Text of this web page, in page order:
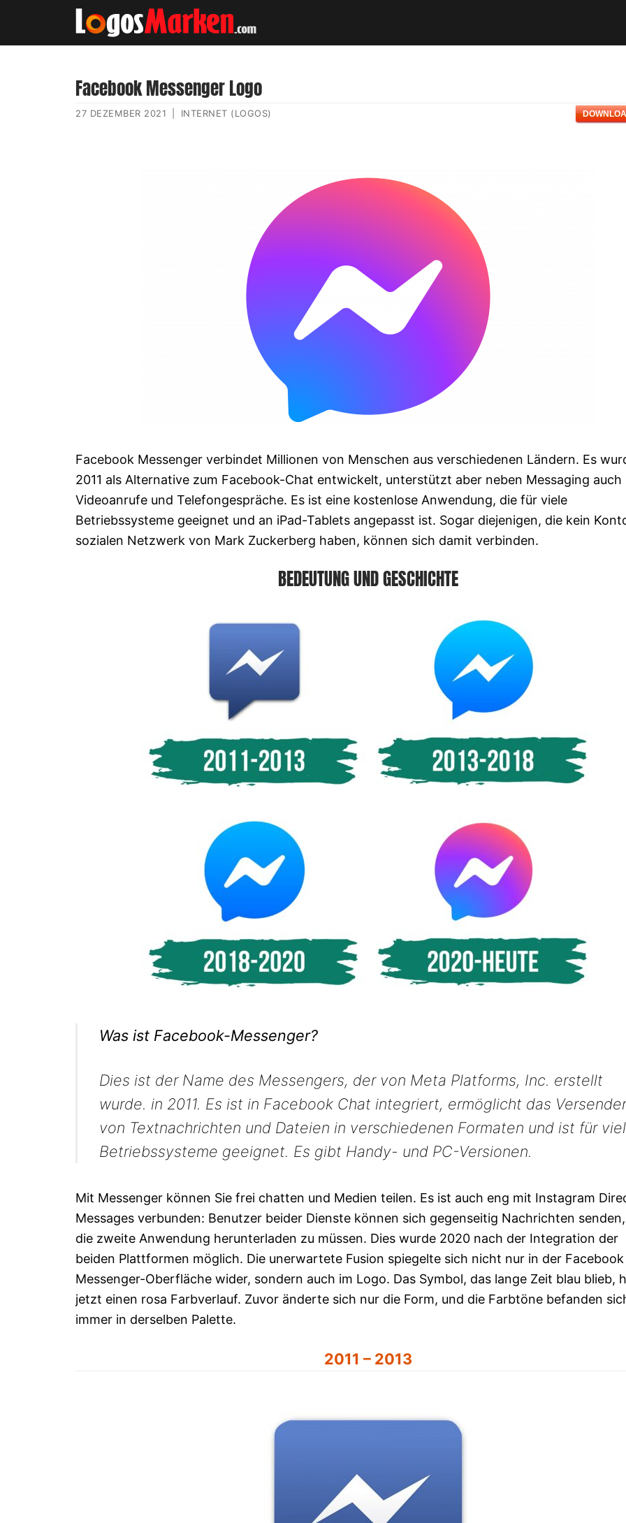
Facebook Messenger Logo
27 DEZEMBER 2021 INTERNET (LOGOS)
Facebook Messenger verbindet Millionen von Menschen aus verschiedenen Ländern. Es
2011 als Alternative zum Facebook-Chat entwickelt, unterstützt aber neben Messaging auch
Videoanrufe und Telefongespräche. Es ist eine kostenlose Anwendung, die für viele
Betriebssysteme geeignet und an iPad-Tablets angepasst ist. Sogar diejenigen, die kein
sozialen Netzwerk von Mark Zuckerberg haben, können sich damit verbinden.
BEDEUTUNG UND GESCHICHTE
Was ist Facebook-Messenger?
Dies ist der Name des Messengers, der von Meta Platforms, Inc. erstellt
wurde. in 2011. Es ist in Facebook Chat integriert, ermöglicht das
von Textnachrichten und Dateien in verschiedenen Formaten und ist für
Betriebssysteme geeignet. Es gibt Handy- und PC-Versionen.
Mit Messenger können Sie frei chatten und Medien teilen. Es ist auch eng mit Instagram
Messages verbunden: Benutzer beider Dienste können sich gegenseitig Nachrichten
die zweite Anwendung herunterladen zu müssen. Dies wurde 2020 nach der Integration der
beiden Plattformen möglich. Die unerwartete Fusion spiegelte sich nicht nur in der Facebook
Messenger-Oberfläche wider, sondern auch im Logo. Das Symbol, das lange Zeit blau blieb,
jetzt einen rosa Farbverlauf. Zuvor änderte sich nur die Form, und die Farbtöne befanden
immer in derselben Palette.
2011 – 2013